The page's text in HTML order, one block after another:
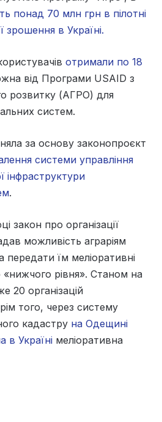
понад 70 млн грн в пілотні
зрошення в Україні.
отримали по 18
від Програми USAID з
розвитку (АГРО) для
систем.
за основу законопроєкт
системи управління
інфраструктури
.
закон про організації
можливість аграріям
передати їм меліоративні
рівня». Станом на
20 організацій
того, через систему
кадастру на Одещині
в Україні меліоративна